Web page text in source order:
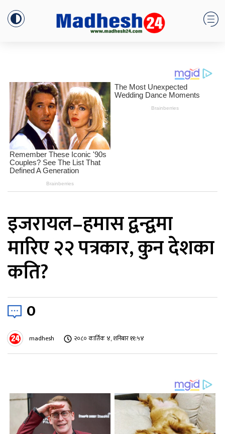
इजरायल–हमास द्वन्द्वमा
मारिए २२ पत्रकार, कुन देशका
कति?
0
madhesh २०८० कार्तिक ४, शनिबार ११:५४